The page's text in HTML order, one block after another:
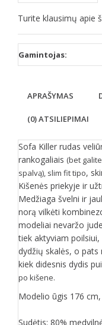
Turite klausimų apie
Gamintojas:
APRAŠYMAS
(0) ATSILIEPIMAI
Sofa Killer rudas
rankogaliais (bet
spalvą), slim fit tipo,
Kišenės priekyje ir
Medžiaga švelni ir
norą vilkėti
modeliai nevaržo
tiek aktyviam
dydžių skalės, o
kiek didesnis dydis
po kišene.
Modelio ūgis 176
Sudėtis: 80%